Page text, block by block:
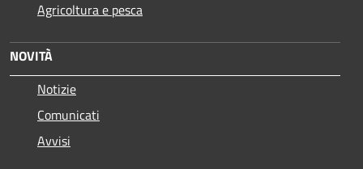
Agricoltura e pesca
NOVITÀ
Notizie
Comunicati
Avvisi